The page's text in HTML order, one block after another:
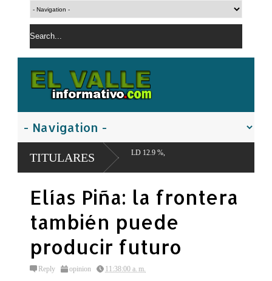
TITULARES
PLD 12.9 %,
Elías Piña: la frontera
también puede
producir futuro
Reply opinion 11:38:00 a. m.